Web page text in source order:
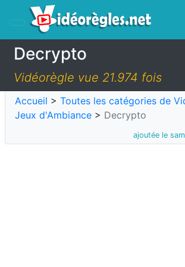
Decrypto
Vidéorègle vue 21.974 fois
Accueil > Toutes les catégories de
Jeux d'Ambiance > Decrypto
ajoutée le